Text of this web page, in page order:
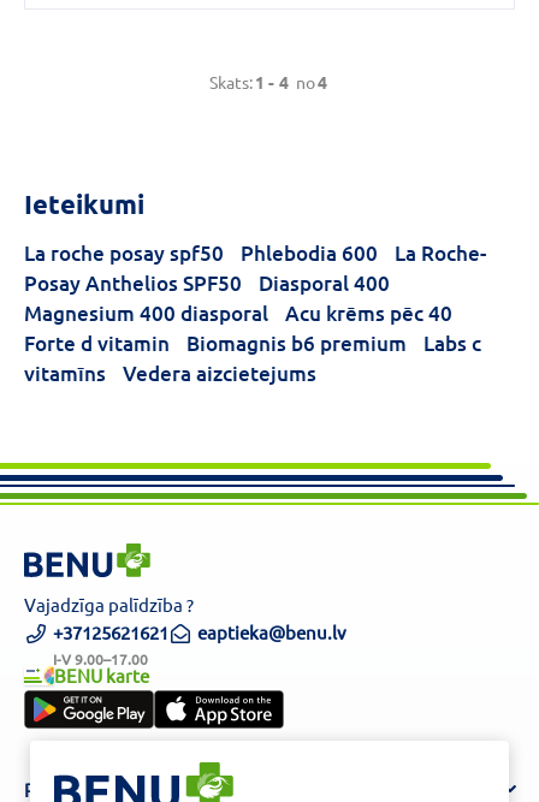
Skats:1 - 4 no4
Ieteikumi
La roche posay spf50 Phlebodia 600
La Roche-
Posay Anthelios SPF50
Diasporal 400
Magnesium 400 diasporal
Acu krēms pēc 40
Forte d vitamin
Biomagnis b6 premium
Labs c
vitamīns
Vedera aizcietejums
Vajadzīga palīdzība ?
+37125621621
I-V 9.00–17.00
eaptieka@benu.lv
BENU karte
Par mums